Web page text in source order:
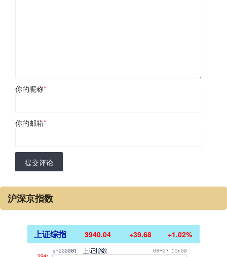
你的昵称*
你的邮箱*
提交评论
沪深京指数
上证综指 3940.04 +39.68 +1.02%